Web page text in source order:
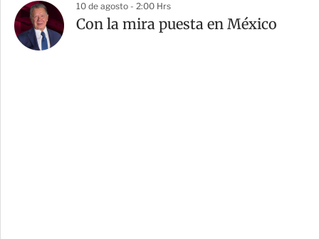
10 de agosto - 2:00 Hrs
Con la mira puesta en México